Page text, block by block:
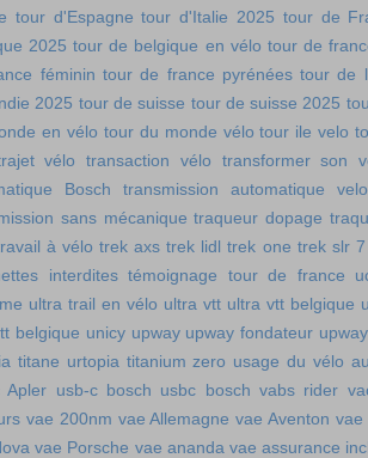
tour d'Espagne tour d'Italie 2025 tour de
2025 tour de belgique en vélo tour de
féminin tour de france pyrénées tour de
2025 tour de suisse tour de suisse 2025
en vélo tour du monde vélo tour ile velo
vélo transaction vélo
transformer son
Bosch
transmission automatique
sans mécanique traqueur dopage
à vélo trek axs trek lidl trek one trek slr 7
interdites témoignage tour de france
ultra trail en vélo ultra vtt ultra vtt belgique
belgique unicy upway upway fondateur
titane urtopia titanium zero usage du vélo
Apler usb-c bosch usbc bosch vabs rider
vae 200nm vae Allemagne vae Aventon vae
vae Porsche vae ananda vae assurance